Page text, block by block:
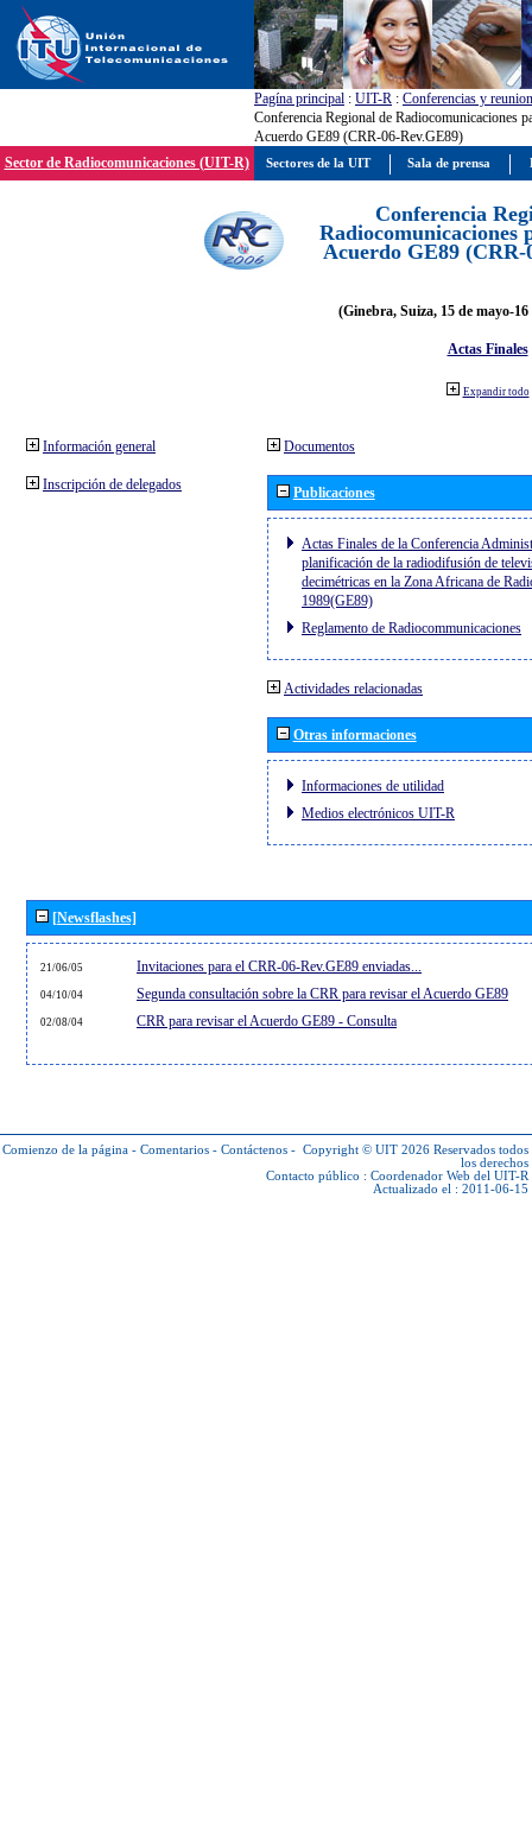
Pagína principal : UIT-R : Conferencias y
Conferencia Regional de Radiocomunicaciones
Acuerdo GE89 (CRR-06-Rev.GE89)
Sector de Radiocomunicaciones (UIT-R)
Conferencia
Radiocomunicaciones
Acuerdo GE89 (CRR-
(Ginebra, Suiza, 15 de mayo-
Actas Finales
Expandir todo
Información general
Inscripción de delegados
Documentos
Publicaciones
Actas Finales de la Conferencia
planificación de la radiodifusión de
decimétricas en la Zona Africana de
1989(GE89)
Reglamento de Radiocommunicaciones
Actividades relacionadas
Otras informaciones
Informaciones de utilidad
Medios electrónicos UIT-R
[Newsflashes]
21/06/05 Invitaciones para el CRR-06-Rev.GE89 enviadas...
04/10/04 Segunda consultación sobre la CRR para revisar el Acuerdo GE89
02/08/04 CRR para revisar el Acuerdo GE89 - Consulta
Comienzo de la página - Comentarios - Contáctenos - Copyright © UIT 2026 Reservados todos
los derechos
Contacto público : Coordenador Web del UIT-R
Actualizado el : 2011-06-15
Sectores de la UIT Sala de prensa